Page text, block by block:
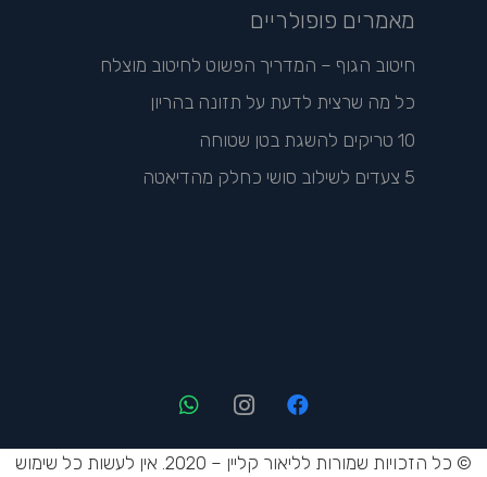
מאמרים פופולריים
חיטוב הגוף – המדריך הפשוט לחיטוב מוצלח
כל מה שרצית לדעת על תזונה בהריון
10 טריקים להשגת בטן שטוחה
5 צעדים לשילוב סושי כחלק מהדיאטה
© כל הזכויות שמורות לליאור קליין – 2020. אין לעשות כל שימוש